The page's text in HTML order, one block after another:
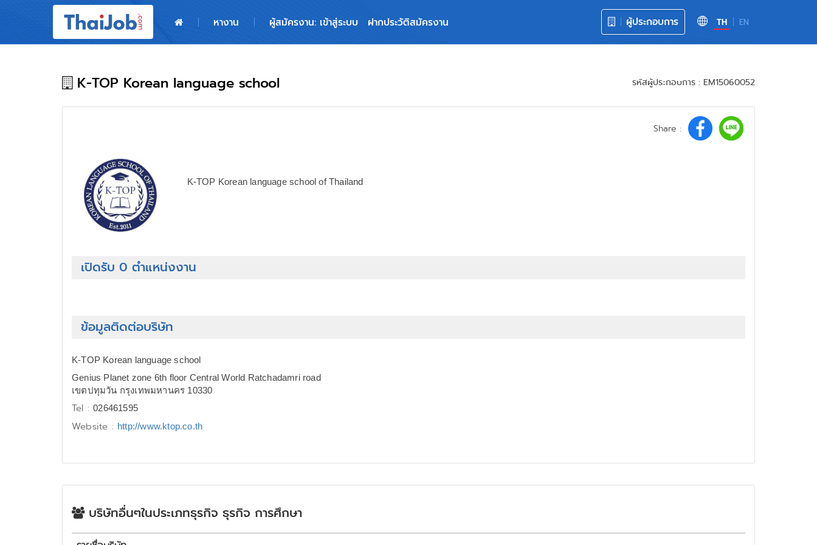
TH EN
ผู้ประกอบการ
หางาน ผู้สมัครงาน: เข้าสู่ระบบ ฝากประวัติสมัครงาน
ผู้สมัครงาน: เข้าสู่ระบบ
K-TOP Korean language school รหัสผู้ประกอบการ : EM15060052
Share :
K-TOP Korean language school of Thailand
เปิดรับ 0 ตำแหน่งงาน
ข้อมูลติดต่อบริษัท
K-TOP Korean language school
Genius Planet zone 6th floor Central World Ratchadamri road
เขตปทุมวัน กรุงเทพมหานคร 10330
Tel :026461595
Website : http://www.ktop.co.th
บริษัทอื่นๆในประเภทธุรกิจ ธุรกิจ การศึกษา